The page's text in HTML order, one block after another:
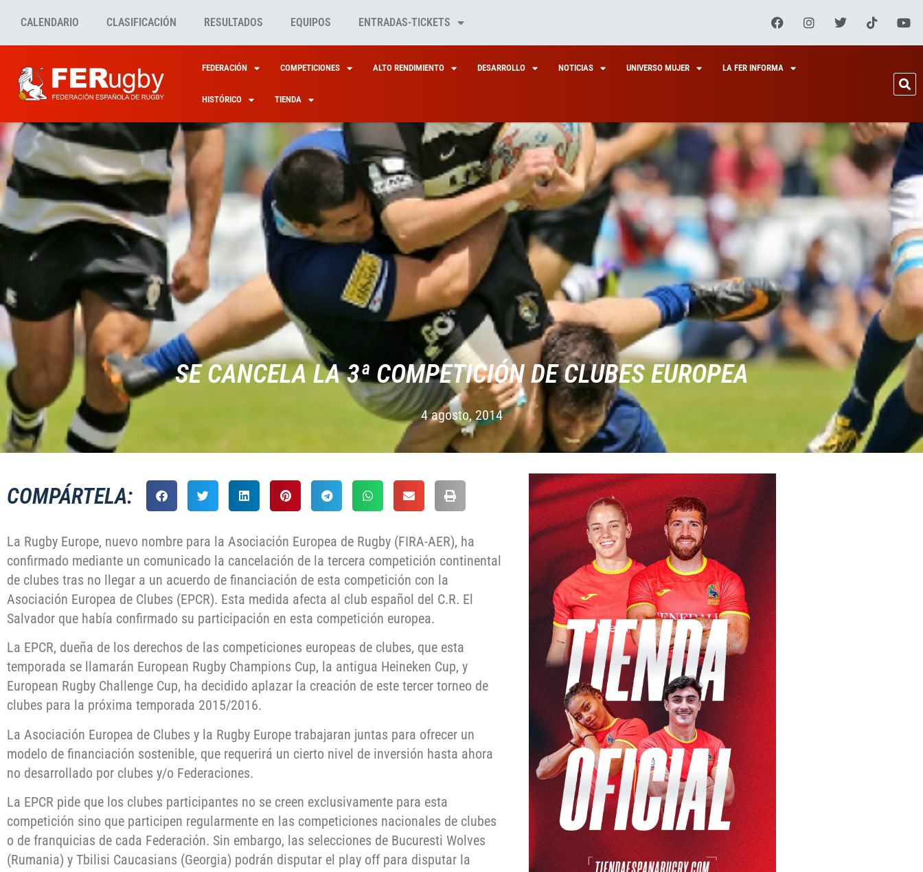
CALENDARIO CLASIFICACIÓN RESULTADOS EQUIPOS ENTRADAS-TICKETS
FEDERACIÓN COMPETICIONES ALTO RENDIMIENTO DESARROLLO NOTICIAS UNIVERSO MUJER LA FER INFORMA
HISTÓRICO TIENDA
SE CANCELA LA 3ª COMPETICIÓN DE CLUBES EUROPEA
4 agosto, 2014
COMPÁRTELA:
La Rugby Europe, nuevo nombre para la Asociación Europea de Rugby (FIRA-AER), ha
confirmado mediante un comunicado la cancelación de la tercera competición continental
de clubes tras no llegar a un acuerdo de financiación de esta competición con la
Asociación Europea de Clubes (EPCR). Esta medida afecta al club español del C.R. El
Salvador que había confirmado su participación en esta competición europea.
La EPCR, dueña de los derechos de las competiciones europeas de clubes, que esta
temporada se llamarán European Rugby Champions Cup, la antigua Heineken Cup, y
European Rugby Challenge Cup, ha decidido aplazar la creación de este tercer torneo de
clubes para la próxima temporada 2015/2016.
La Asociación Europea de Clubes y la Rugby Europe trabajaran juntas para ofrecer un
modelo de financiación sostenible, que requerirá un cierto nivel de inversión hasta ahora
no desarrollado por clubes y/o Federaciones.
La EPCR pide que los clubes participantes no se creen exclusivamente para esta
competición sino que participen regularmente en las competiciones nacionales de clubes
o de franquicias de cada Federación. Sin embargo, las selecciones de Bucuresti Wolves
(Rumania) y Tbilisi Caucasians (Georgia) podrán disputar el play off para disputar la